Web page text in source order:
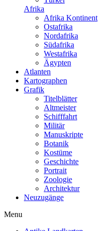
Afrika
Afrika Kontinent
Ostafrika
Nordafrika
Südafrika
Westafrika
Ägypten
Atlanten
Kartographen
Grafik
Titelblätter
Altmeister
Schifffahrt
Militär
Manuskripte
Botanik
Kostüme
Geschichte
Portrait
Zoologie
Architektur
Neuzugänge
Menu